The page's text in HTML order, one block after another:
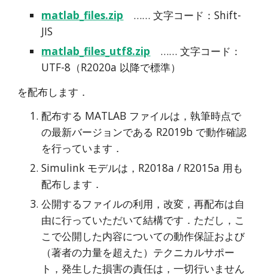
matlab_files.zip …… 文字コード：Shift-
JIS
matlab_files_utf8.zip …… 文字コード：
UTF-8（R2020a 以降で標準）
を配布します．
配布する MATLAB ファイルは，執筆時点で
の最新バージョンである R2019b で動作確認
を行っています．
Simulink モデルは，R2018a / R2015a 用も
配布します．
公開するファイルの利用，改変，再配布は自
由に行っていただいて結構です．ただし，こ
こで公開した内容についての動作保証および
（著者の力量を超えた）テクニカルサポー
ト，発生した損害の責任は，一切行いません